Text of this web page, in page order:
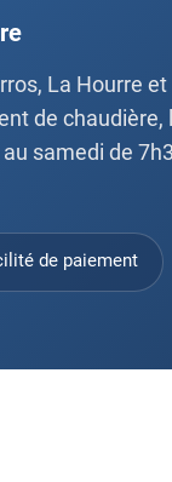
La Hourre et
de
samedi de
de paiement